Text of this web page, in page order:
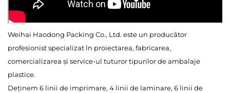
Weihai Haodong Packing Co., Ltd. este un producător
profesionist specializat în proiectarea, fabricarea,
comercializarea și service-ul tuturor tipurilor de ambalaje
plastice.
Deținem 6 linii de imprimare, 4 linii de laminare, 6 linii de